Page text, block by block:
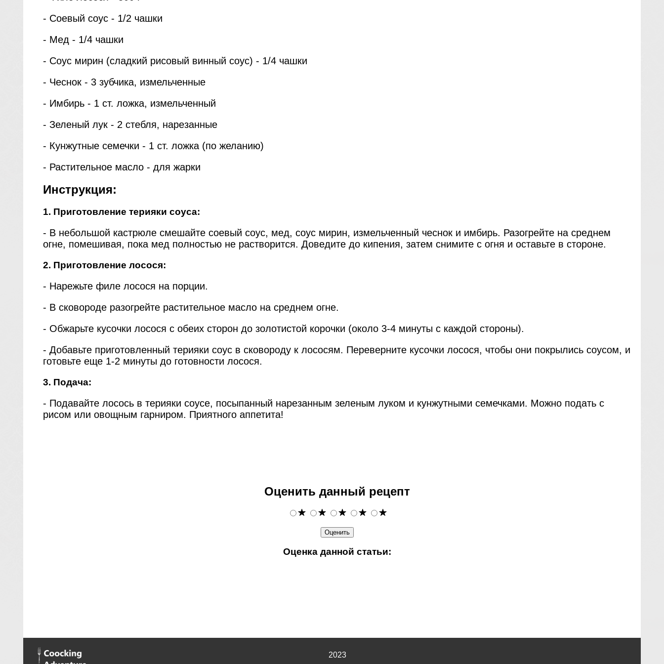
- Соевый соус - 1/2 чашки
- Мед - 1/4 чашки
- Соус мирин (сладкий рисовый винный соус) - 1/4 чашки
- Чеснок - 3 зубчика, измельченные
- Имбирь - 1 ст. ложка, измельченный
- Зеленый лук - 2 стебля, нарезанные
- Кунжутные семечки - 1 ст. ложка (по желанию)
- Растительное масло - для жарки
Инструкция:
1. Приготовление терияки соуса:
- В небольшой кастрюле смешайте соевый соус, мед, соус мирин, измельченный чеснок и имбирь. Разогрейте на среднем
огне, помешивая, пока мед полностью не растворится. Доведите до кипения, затем снимите с огня и оставьте в стороне.
2. Приготовление лосося:
- Нарежьте филе лосося на порции.
- В сковороде разогрейте растительное масло на среднем огне.
- Обжарьте кусочки лосося с обеих сторон до золотистой корочки (около 3-4 минуты с каждой стороны).
- Добавьте приготовленный терияки соус в сковороду к лососям. Переверните кусочки лосося, чтобы они покрылись соусом, и
готовьте еще 1-2 минуты до готовности лосося.
3. Подача:
- Подавайте лосось в терияки соусе, посыпанный нарезанным зеленым луком и кунжутными семечками. Можно подать с
рисом или овощным гарниром. Приятного аппетита!
Оценить данный рецепт
Оценка данной статьи:
2023